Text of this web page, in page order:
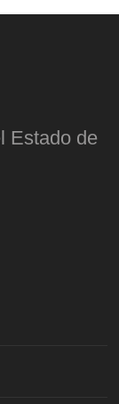
Estado de